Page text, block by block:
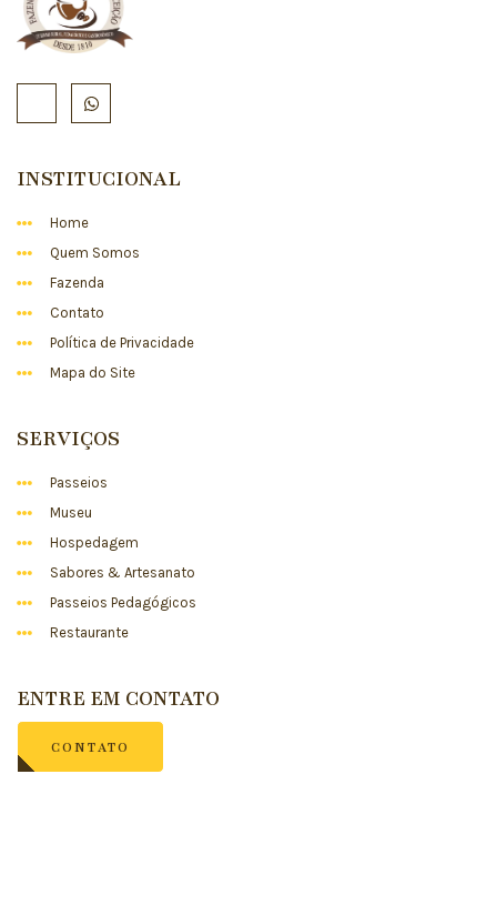
INSTITUCIONAL
Home
Quem Somos
Fazenda
Contato
Política de Privacidade
Mapa do Site
SERVIÇOS
Passeios
Museu
Hospedagem
Sabores & Artesanato
Passeios Pedagógicos
Restaurante
ENTRE EM CONTATO
CONTATO